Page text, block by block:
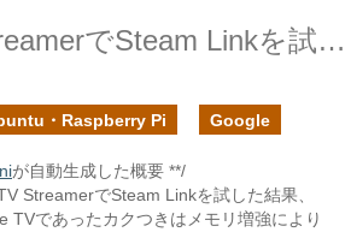
Google TV StreamerでSteam Linkを試してみた
・Raspberry Pi Google
が自動生成した概要 **/
StreamerでSteam Linkを試した結果、
TVであったカクつきはメモリ増強により